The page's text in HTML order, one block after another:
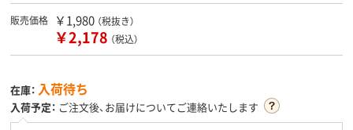
販売価格 ￥1,980 （税抜き）
￥2,178 （税込）
在庫： 入荷待ち
入荷予定： ご注文後、お届けについてご連絡いたします